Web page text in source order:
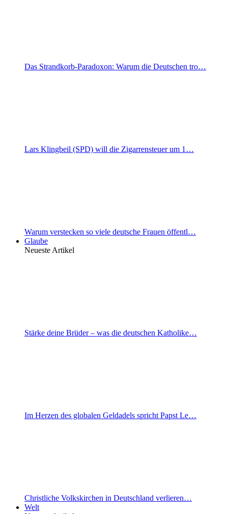
Das Strandkorb-Paradoxon: Warum die Deutschen tro…
Lars Klingbeil (SPD) will die Zigarrensteuer um 1…
Warum verstecken so viele deutsche Frauen öffentl…
Glaube
Neueste Artikel
Stärke deine Brüder – was die deutschen Katholike…
Im Herzen des globalen Geldadels spricht Papst Le…
Christliche Volkskirchen in Deutschland verlieren…
Welt